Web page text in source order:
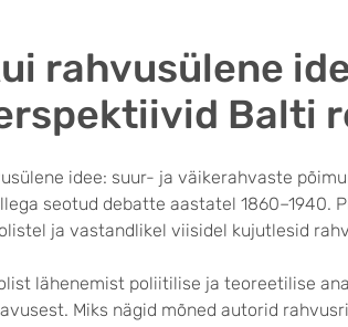
rahvusülene
Balti
idee: suur- ja väikerahvaste
seotud debatte aastatel
ja vastandlikel viisidel kujutlesid
lähenemist poliitilise ja teoreetilise
Miks nägid mõned autorid